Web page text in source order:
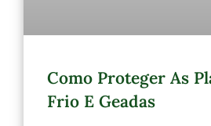
Como Proteger As
Frio E Geadas